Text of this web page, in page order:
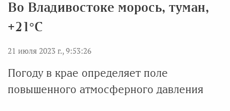
Во Владивостоке морось, туман,
+21°C
21 июля 2023 г., 9:53:26
Погоду в крае определяет поле
повышенного атмосферного давления